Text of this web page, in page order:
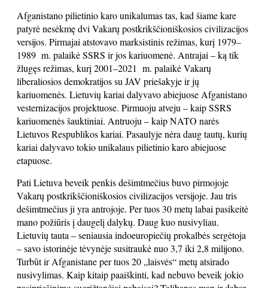
Afganistano pilietinio karo unikalumas tas, kad šiame kare
patyrė nesėkmę dvi Vakarų postkrikščioniškosios civilizacijos
versijos. Pirmajai atstovavo marksistinis režimas, kurį 1979–
1989 m. palaikė SSRS ir jos kariuomenė. Antrajai – ką tik
žlugęs režimas, kurį 2001–2021 m. palaikė Vakarų
liberaliosios demokratijos su JAV priešakyje ir jų
kariuomenės. Lietuvių kariai dalyvavo abiejuose Afganistano
vesternizacijos projektuose. Pirmuoju atveju – kaip SSRS
kariuomenės šauktiniai. Antruoju – kaip NATO narės
Lietuvos Respublikos kariai. Pasaulyje nėra daug tautų, kurių
kariai dalyvavo tokio unikalaus pilietinio karo abiejuose
etapuose.
Pati Lietuva beveik penkis dešimtmečius buvo pirmojoje
Vakarų postkrikščioniškosios civilizacijos versijoje. Jau tris
dešimtmečius ji yra antrojoje. Per tuos 30 metų labai pasikeitė
mano požiūris į daugelį dalykų. Daug kuo nusivyliau.
Lietuvių tauta – seniausia indoeuropiečių prokalbės sergėtoja
– savo istorinėje tėvynėje susitraukė nuo 3,7 iki 2,8 milijono.
Turbūt ir Afganistane per tuos 20 „laisvės“ metų atsirado
nusivylimas. Kaip kitaip paaiškinti, kad nebuvo beveik jokio